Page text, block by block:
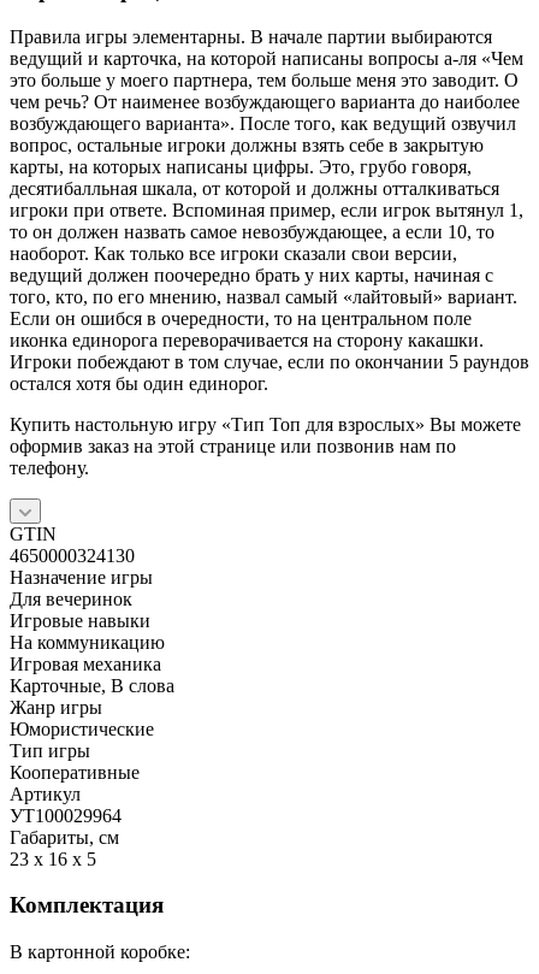
Правила игры элементарны. В начале партии выбираются
ведущий и карточка, на которой написаны вопросы а-ля «Чем
это больше у моего партнера, тем больше меня это заводит. О
чем речь? От наименее возбуждающего варианта до наиболее
возбуждающего варианта». После того, как ведущий озвучил
вопрос, остальные игроки должны взять себе в закрытую
карты, на которых написаны цифры. Это, грубо говоря,
десятибалльная шкала, от которой и должны отталкиваться
игроки при ответе. Вспоминая пример, если игрок вытянул 1,
то он должен назвать самое невозбуждающее, а если 10, то
наоборот. Как только все игроки сказали свои версии,
ведущий должен поочередно брать у них карты, начиная с
того, кто, по его мнению, назвал самый «лайтовый» вариант.
Если он ошибся в очередности, то на центральном поле
иконка единорога переворачивается на сторону какашки.
Игроки побеждают в том случае, если по окончании 5 раундов
остался хотя бы один единорог.
Купить настольную игру «Тип Топ для взрослых» Вы можете
оформив заказ на этой странице или позвонив нам по
телефону.
GTIN
4650000324130
Назначение игры
Для вечеринок
Игровые навыки
На коммуникацию
Игровая механика
Карточные, В слова
Жанр игры
Юмористические
Тип игры
Кооперативные
Артикул
УТ100029964
Габариты, см
23 x 16 x 5
Комплектация
В картонной коробке: